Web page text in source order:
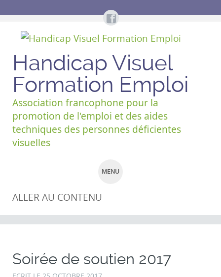
Handicap Visuel
Formation Emploi
Association francophone pour la
promotion de l'emploi et des aides
techniques des personnes déficientes
visuelles
MENU
ALLER AU CONTENU
Soirée de soutien 2017